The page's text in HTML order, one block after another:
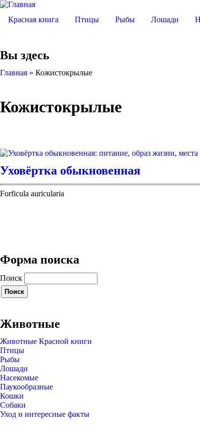
Красная книга Птицы Рыбы Лошади
Вы здесь
Главная » Кожистокрылые
Кожистокрылые
Уховёртка обыкновенная
Forficula auricularia
Форма поиска
Поиск
Животные
Животные Красной книги
Птицы
Рыбы
Лошади
Насекомые
Паукообразные
Кошки
Собаки
Уход и интересные факты